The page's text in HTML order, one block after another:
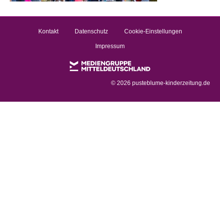
Kontakt Datenschutz Cookie-Einstellungen
Impressum
© 2026 pusteblume-kinderzeitung.de